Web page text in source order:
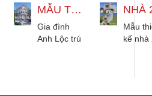
nhận được
quan...
đình
Với hình
thức
đại
MẪU THIẾT KẾ NHÀ 2 TẦNG 4 PHÒNG NGỦ HIỆN ĐẠI ĐẸP TẠI BÌNH DƯƠNG
Gia đình
Anh Lộc trú
Mẫu
kế nhà